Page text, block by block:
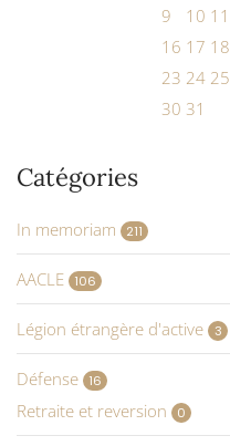
9
10 11
16 17 18
23 24 25
30 31
Catégories
In memoriam 211
AACLE 106
Légion étrangère d'active 3
Défense 16
Retraite et reversion 0